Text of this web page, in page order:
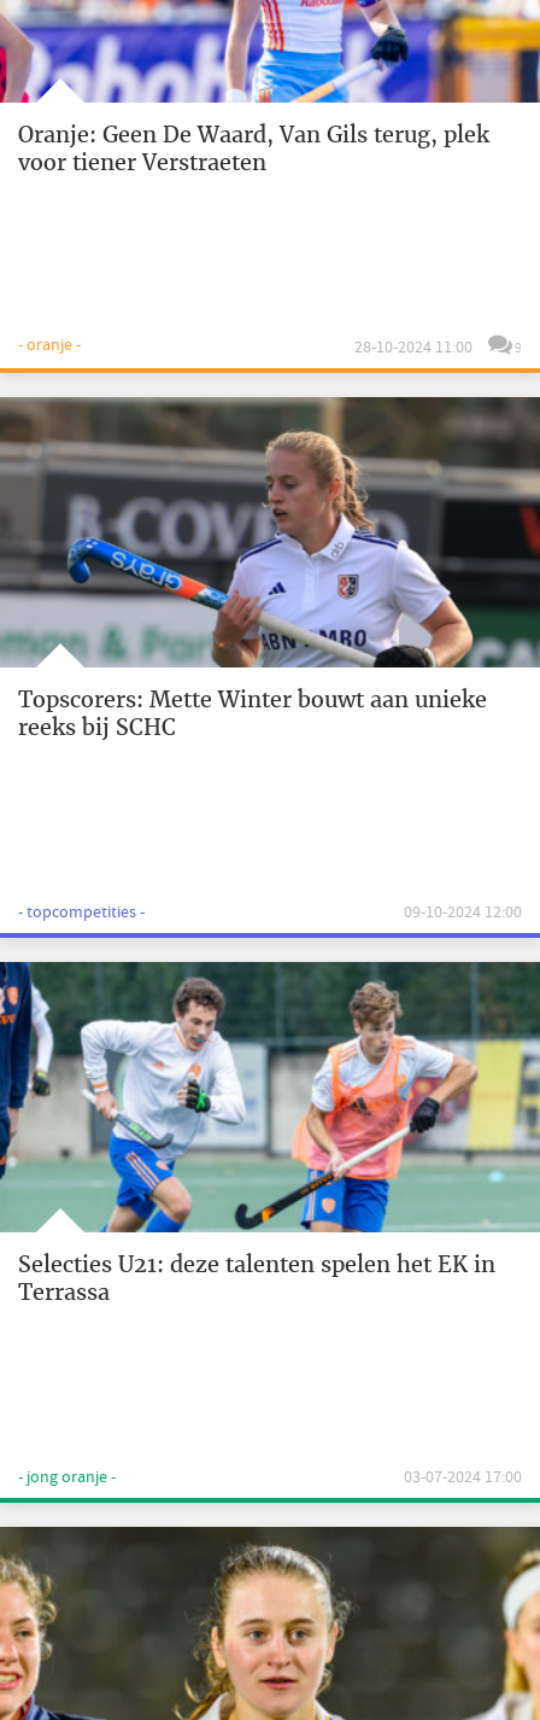
Oranje: Geen De Waard, Van Gils terug, plek
voor tiener Verstraeten
- oranje - 28-10-2024 11:00 9
Topscorers: Mette Winter bouwt aan unieke
reeks bij SCHC
- topcompetities - 09-10-2024 12:00
Selecties U21: deze talenten spelen het EK in
Terrassa
- jong oranje - 03-07-2024 17:00